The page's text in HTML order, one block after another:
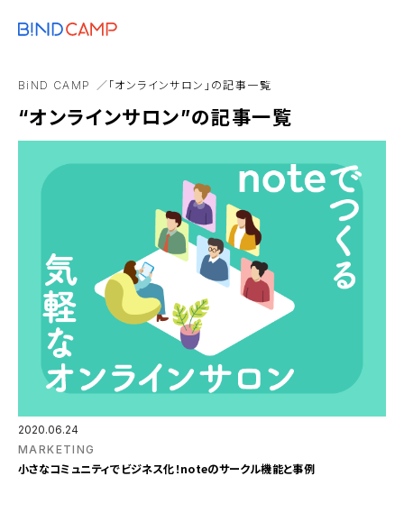
Webサイト構築
Web担当者 イラストレーター
BiND CAMP 「オンラインサロン」の記事一覧
“オンラインサロン”の記事一覧
2020.06.24
MARKETING
小さなコミュニティでビジネス化！noteのサークル機能と事例